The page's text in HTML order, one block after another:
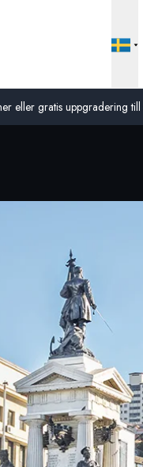
eller gratis uppgradering till